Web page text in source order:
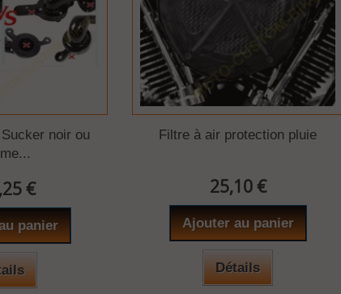
noir ou
€
panier
Filtre à air protection pluie
25,10 €
Ajouter au panier
Détails